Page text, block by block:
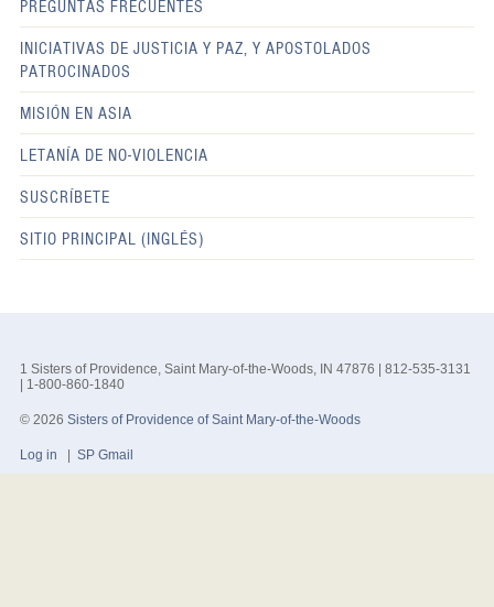
PREGUNTAS FRECUENTES
INICIATIVAS DE JUSTICIA Y PAZ, Y APOSTOLADOS
PATROCINADOS
MISIÓN EN ASIA
LETANÍA DE NO-VIOLENCIA
SUSCRÍBETE
SITIO PRINCIPAL (INGLÉS)
1 Sisters of Providence, Saint Mary-of-the-Woods, IN 47876 | 812-535-3131
| 1-800-860-1840
© 2026 Sisters of Providence of Saint Mary-of-the-Woods
Log in SP Gmail